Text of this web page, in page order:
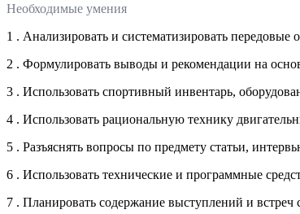
Необходимые умения
1 . Анализировать и систематизировать
2 . Формулировать выводы и рекомендации на
3 . Использовать спортивный инвентарь,
4 . Использовать рациональную технику
5 . Разъяснять вопросы по предмету статьи,
6 . Использовать технические и программные
7 . Планировать содержание выступлений и встреч